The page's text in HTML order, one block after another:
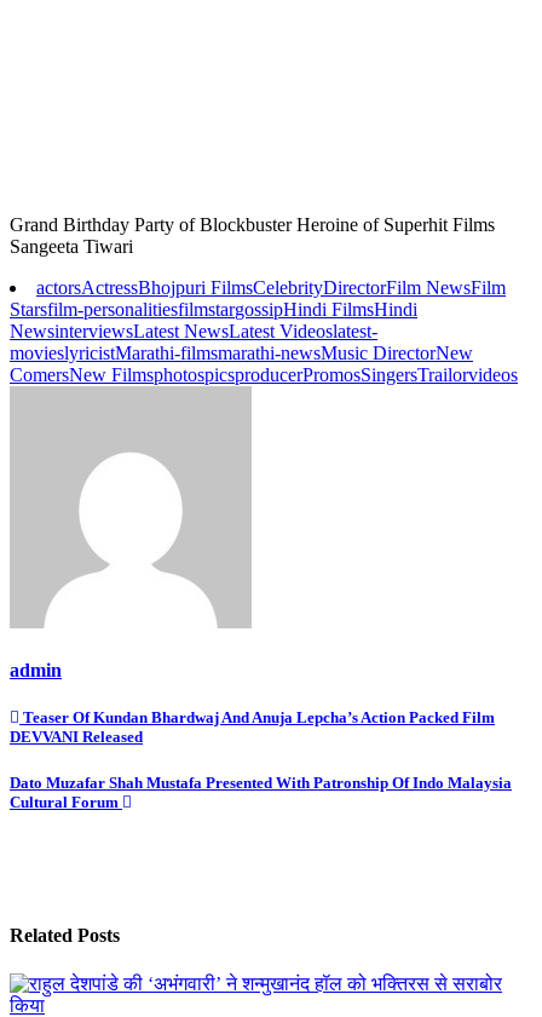
Grand Birthday Party of Blockbuster Heroine of Superhit Films
Sangeeta Tiwari
actorsActressBhojpuri FilmsCelebrityDirectorFilm NewsFilm
Starsfilm-personalitiesfilmstargossipHindi FilmsHindi
NewsinterviewsLatest NewsLatest Videoslatest-
movieslyricistMarathi-filmsmarathi-newsMusic DirectorNew
ComersNew FilmsphotospicsproducerPromosSingersTrailorvideos
admin
Post
navigation
Teaser Of Kundan Bhardwaj And Anuja Lepcha’s Action Packed Film
DEVVANI Released
Dato Muzafar Shah Mustafa Presented With Patronship Of Indo Malaysia
Cultural Forum
Related Posts